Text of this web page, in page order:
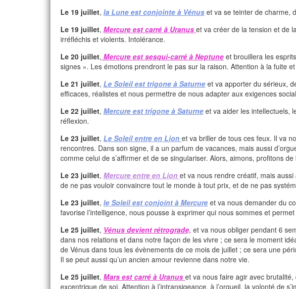
Le 19 juillet, la Lune est conjointe à Vénus et va se teinter de charme,
Le 19 juillet, Mercure est carré à Uranus et va créer de la tension et de
irréfléchis et violents. Intolérance.
Le 20 juillet, Mercure est sesqui-carré à Neptune et brouillera les
signes ». Les émotions prendront le pas sur la raison. Attention à la fuite
Le 21 juillet, Le Soleil est trigone à Saturne et va apporter du sérieux,
efficaces, réalistes et nous permettre de nous adapter aux exigences
Le 22 juillet, Mercure est trigone à Saturne et va aider les intellectuels,
réflexion.
Le 23 juillet, Le Soleil entre en Lion et va briller de tous ces feux. Il va
rencontres. Dans son signe, il a un parfum de vacances, mais aussi
comme celui de s’affirmer et de se singulariser. Alors, aimons, profitons
Le 23 juillet, Mercure entre en Lion et va nous rendre créatif, mais
de ne pas vouloir convaincre tout le monde à tout prix, et de ne pas
Le 23 juillet, le Soleil est conjoint à Mercure et va nous demander du
favorise l’intelligence, nous pousse à exprimer qui nous sommes et
Le 25 juillet, Vénus devient rétrograde, et va nous obliger pendant 6
dans nos relations et dans notre façon de les vivre ; ce sera le moment
de Vénus dans tous les évènements de ce mois de juillet ; ce sera une
Il se peut aussi qu’un ancien amour revienne dans notre vie.
Le 25 juillet, Mars est carré à Uranus et va nous faire agir avec
excentrique de soi. Attention à l’intransigeance, à l’orgueil, la volonté de